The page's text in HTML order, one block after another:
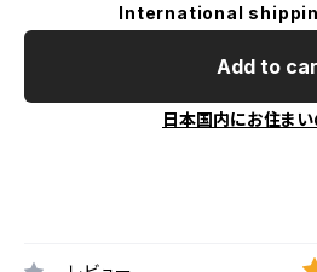
International
Add to
日本国内にお住ま